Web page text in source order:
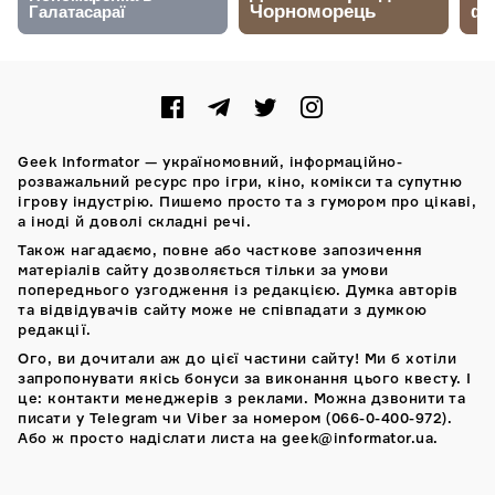
Geek Informator — україномовний, інформаційно-
розважальний ресурс про ігри, кіно, комікси та супутню
ігрову індустрію. Пишемо просто та з гумором про цікаві,
а іноді й доволі складні речі.
Також нагадаємо, повне або часткове запозичення
матеріалів сайту дозволяється тільки за умови
попереднього узгодження із редакцією. Думка авторів
та відвідувачів сайту може не співпадати з думкою
редакції.
Ого, ви дочитали аж до цієї частини сайту! Ми б хотіли
запропонувати якісь бонуси за виконання цього квесту. І
це: контакти менеджерів з реклами. Можна дзвонити та
писати у Telegram чи Viber за номером (066-0-400-972).
Або ж просто надіслати листа на geek@informator.ua.